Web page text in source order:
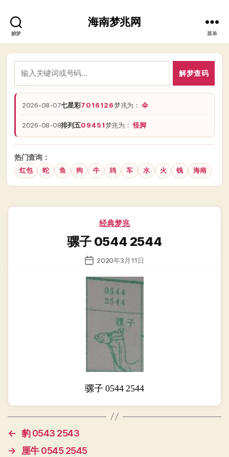
解梦
海南梦兆网
菜单
解梦查码
2026-08-07七星彩7016126梦兆为：伞
2026-08-08排列五09451梦兆为：怪脚
热门查询：
红包 蛇 鱼 狗 牛 鸡 车 水 火 钱 海南
分
经典梦兆
骡子 0544 2544
发
日
2020年3月11日
骡子 0544 2544
← 豹 0543 2543
→
厘牛 0545 2545